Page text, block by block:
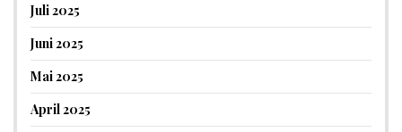
Juli 2025
Juni 2025
Mai 2025
April 2025